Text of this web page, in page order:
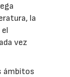
la
vez
ámbitos